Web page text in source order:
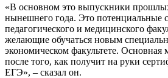
«В основном это выпускники
нынешнего года. Это потенциальные
педагогического и медицинского
желающие обучаться новым
экономическом факультете. Основная
после того, как получит на руки
ЕГЭ», – сказал он.